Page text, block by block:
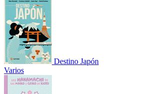
Destino Japón
Varios